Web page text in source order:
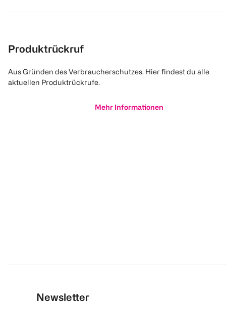
Produktrückruf
Aus Gründen des Verbraucherschutzes. Hier findest du alle
aktuellen Produktrückrufe.
Mehr Informationen
Newsletter